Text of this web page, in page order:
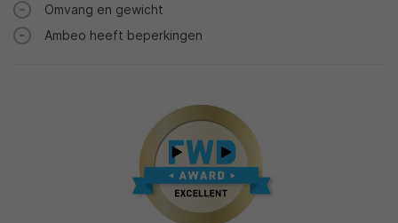
Omvang en gewicht
Ambeo heeft beperkingen